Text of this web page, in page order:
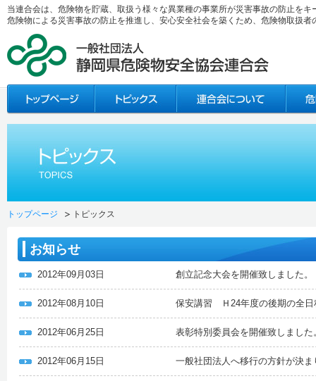
当連合会は、危険物を貯蔵、取扱う様々な異業種の事業所が災害事故の防止を
危険物による災害事故の防止を推進し、安心安全社会を築くため、危険物取扱
トップページ トピックス
お知らせ
2012年09月03日 創立記念大会を開催致しました。
2012年08月10日 保安講習 Ｈ24年度の後期の全日
2012年06月25日 表彰特別委員会を開催致しました
2012年06月15日 一般社団法人へ移行の方針が決ま